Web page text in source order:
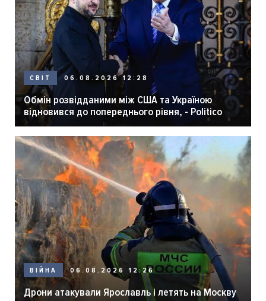
СВІТ 06.08.2026 12:28
Обмін розвідданими між США та Україною
відновився до попереднього рівня, - Politico
ВІЙНА 06.08.2026 12:26
Дрони атакували Ярославль і летять на Москву